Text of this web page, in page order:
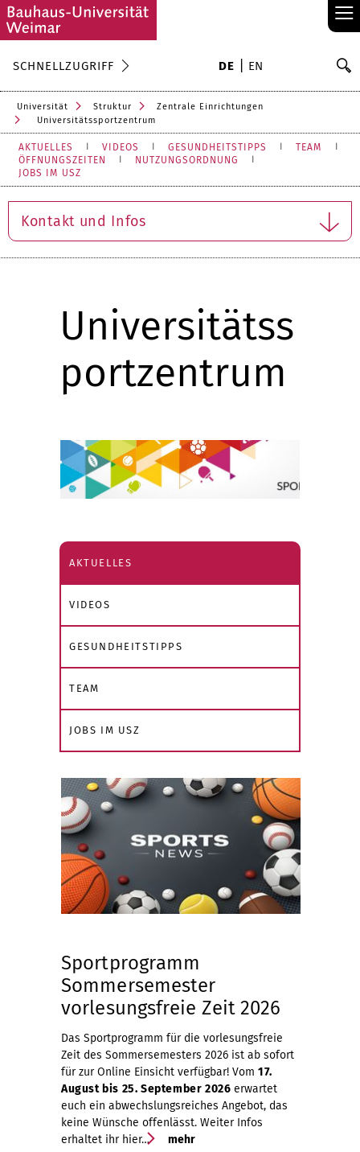
≡
SCHNELLZUGRIFF DE EN
Universität Struktur
Zentrale Einrichtungen
Universitätssportzentrum
AKTUELLES VIDEOS GESUNDHEITSTIPPS
TEAM
ÖFFNUNGSZEITEN
NUTZUNGSORDNUNG
JOBS IM USZ
Kontakt und Infos
Universitätss
portzentrum
AKTUELLES
VIDEOS
GESUNDHEITSTIPPS
TEAM
JOBS IM USZ
Sportprogramm
Sommersemester
vorlesungsfreie Zeit 2026
Das Sportprogramm für die vorlesungsfreie
Zeit des Sommersemesters 2026 ist ab sofort
für zur Online Einsicht verfügbar! Vom 17.
August bis 25. September 2026 erwartet
euch ein abwechslungsreiches Angebot, das
keine Wünsche offenlässt. Weiter Infos
erhaltet ihr hier…
mehr